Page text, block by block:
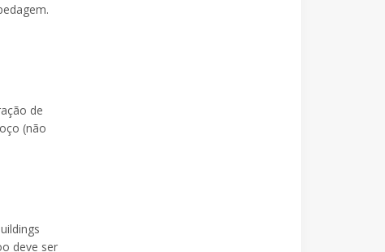
de
(não
deve ser